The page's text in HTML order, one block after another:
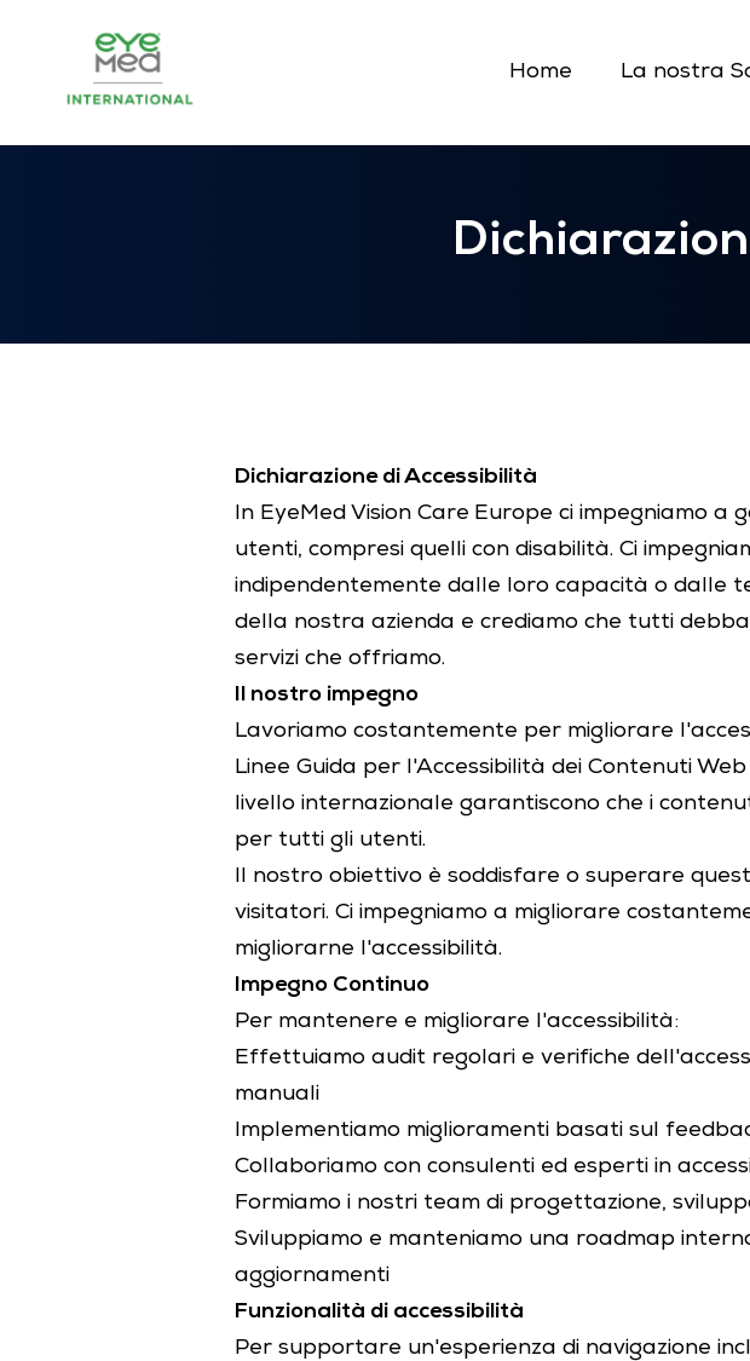
Home La nostra
Dichiarazione di Accessibilità
In EyeMed Vision Care Europe ci impegniamo a
utenti, compresi quelli con disabilità. Ci
indipendentemente dalle loro capacità o dalle
della nostra azienda e crediamo che tutti
servizi che offriamo.
Il nostro impegno
Lavoriamo costantemente per migliorare
Linee Guida per l'Accessibilità dei Contenuti
livello internazionale garantiscono che i
per tutti gli utenti.
Il nostro obiettivo è soddisfare o superare
visitatori. Ci impegniamo a migliorare
migliorarne l'accessibilità.
Impegno Continuo
Per mantenere e migliorare l'accessibilità:
Effettuiamo audit regolari e verifiche
manuali
Implementiamo miglioramenti basati sul
Collaboriamo con consulenti ed esperti in
Formiamo i nostri team di progettazione,
Sviluppiamo e manteniamo una roadmap
aggiornamenti
Funzionalità di accessibilità
Per supportare un'esperienza di navigazione